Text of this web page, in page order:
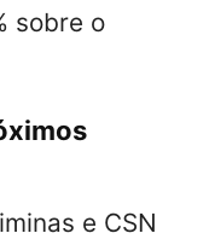
sobre o
e CSN